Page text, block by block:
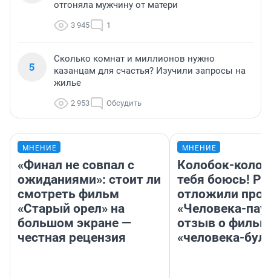
отгоняла мужчину от матери
3 945 1
5
Сколько комнат и миллионов нужно
казанцам для счастья? Изучили запросы на
жилье
2 953 Обсудить
МНЕНИЕ
«Финал не совпал с
ожиданиями»: стоит ли
смотреть фильм
«Старый орел» на
большом экране —
честная рецензия
МНЕНИЕ
Колобок-
тебя боюсь!
отложили
«Человека-
отзыв о
«человека-